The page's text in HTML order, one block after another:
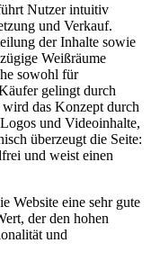
Nutzer intuitiv
und Verkauf.
der Inhalte sowie
Weißräume
sowohl für
gelingt durch
das Konzept durch
und Videoinhalte,
überzeugt die Seite:
und weist einen
Website eine sehr gute
der den hohen
und